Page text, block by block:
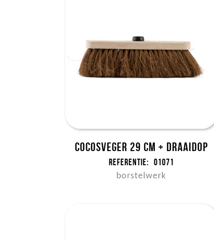
Cocosveger 29 cm + draaidop
Referentie: 01071
borstelwerk